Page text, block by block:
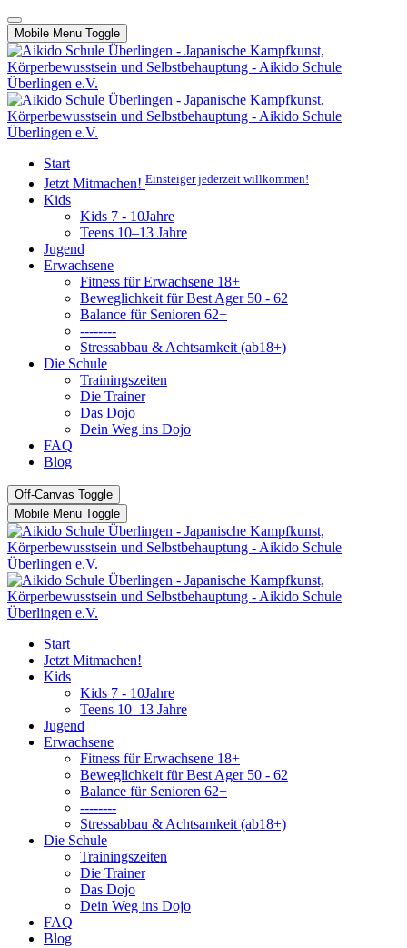
Mobile Menu Toggle
Start
Jetzt Mitmachen! Einsteiger jederzeit willkommen!
Kids
Kids 7 - 10Jahre
Teens 10–13 Jahre
Jugend
Erwachsene
Fitness für Erwachsene 18+
Beweglichkeit für Best Ager 50 - 62
Balance für Senioren 62+
--------
Stressabbau & Achtsamkeit (ab18+)
Die Schule
Trainingszeiten
Die Trainer
Das Dojo
Dein Weg ins Dojo
FAQ
Blog
Off-Canvas Toggle
Mobile Menu Toggle
Start
Jetzt Mitmachen!
Kids
Kids 7 - 10Jahre
Teens 10–13 Jahre
Jugend
Erwachsene
Fitness für Erwachsene 18+
Beweglichkeit für Best Ager 50 - 62
Balance für Senioren 62+
--------
Stressabbau & Achtsamkeit (ab18+)
Die Schule
Trainingszeiten
Die Trainer
Das Dojo
Dein Weg ins Dojo
FAQ
Blog